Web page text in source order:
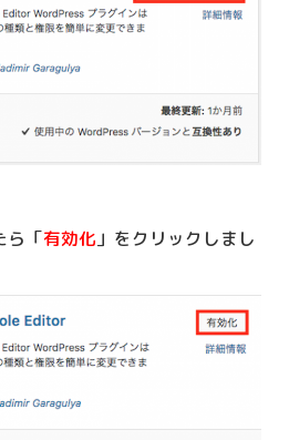
ら「有効化 」をクリックしまし